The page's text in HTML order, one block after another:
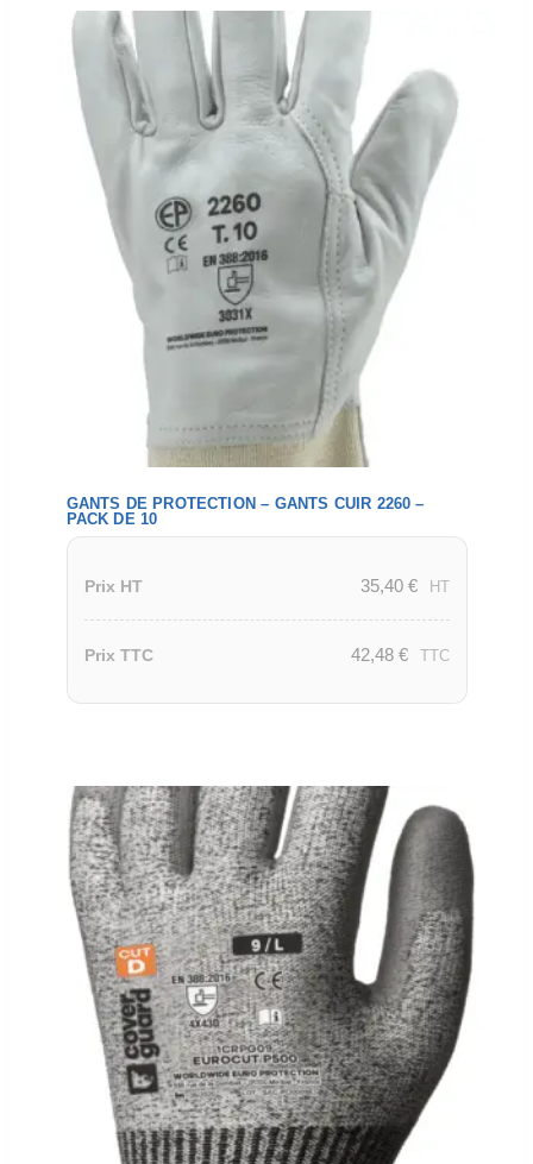
GANTS DE PROTECTION – GANTS CUIR 2260 –
PACK DE 10
Prix HT 35,40 € HT
Prix TTC 42,48 € TTC